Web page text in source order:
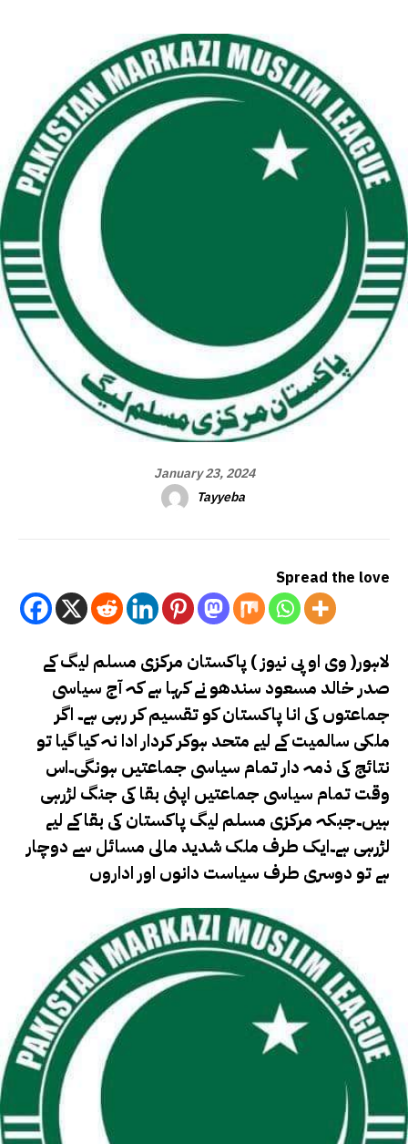
January 23, 2024
Tayyeba
Spread the love
لاہور( وی او پی نیوز ) پاکستان مرکزی مسلم لیگ کے
صدر خالد مسعود سندھو نے کہا ہے کہ آج سیاسی
جماعتوں کی انا پاکستان کو تقسیم کر رہی ہے۔ اگر
ملکی سالمیت کے لیے متحد ہوکر کردار ادا نہ کیا گیا تو
نتائج کی ذمہ دار تمام سیاسی جماعتیں ہونگی۔اس
وقت تمام سیاسی جماعتیں اپنی بقا کی جنگ لڑرہی
ہیں۔جبکہ مرکزی مسلم لیگ پاکستان کی بقا کے لیے
لڑرہی ہے۔ایک طرف ملک شدید مالی مسائل سے دوچار
ہے تو دوسری طرف سیاست دانوں اور اداروں